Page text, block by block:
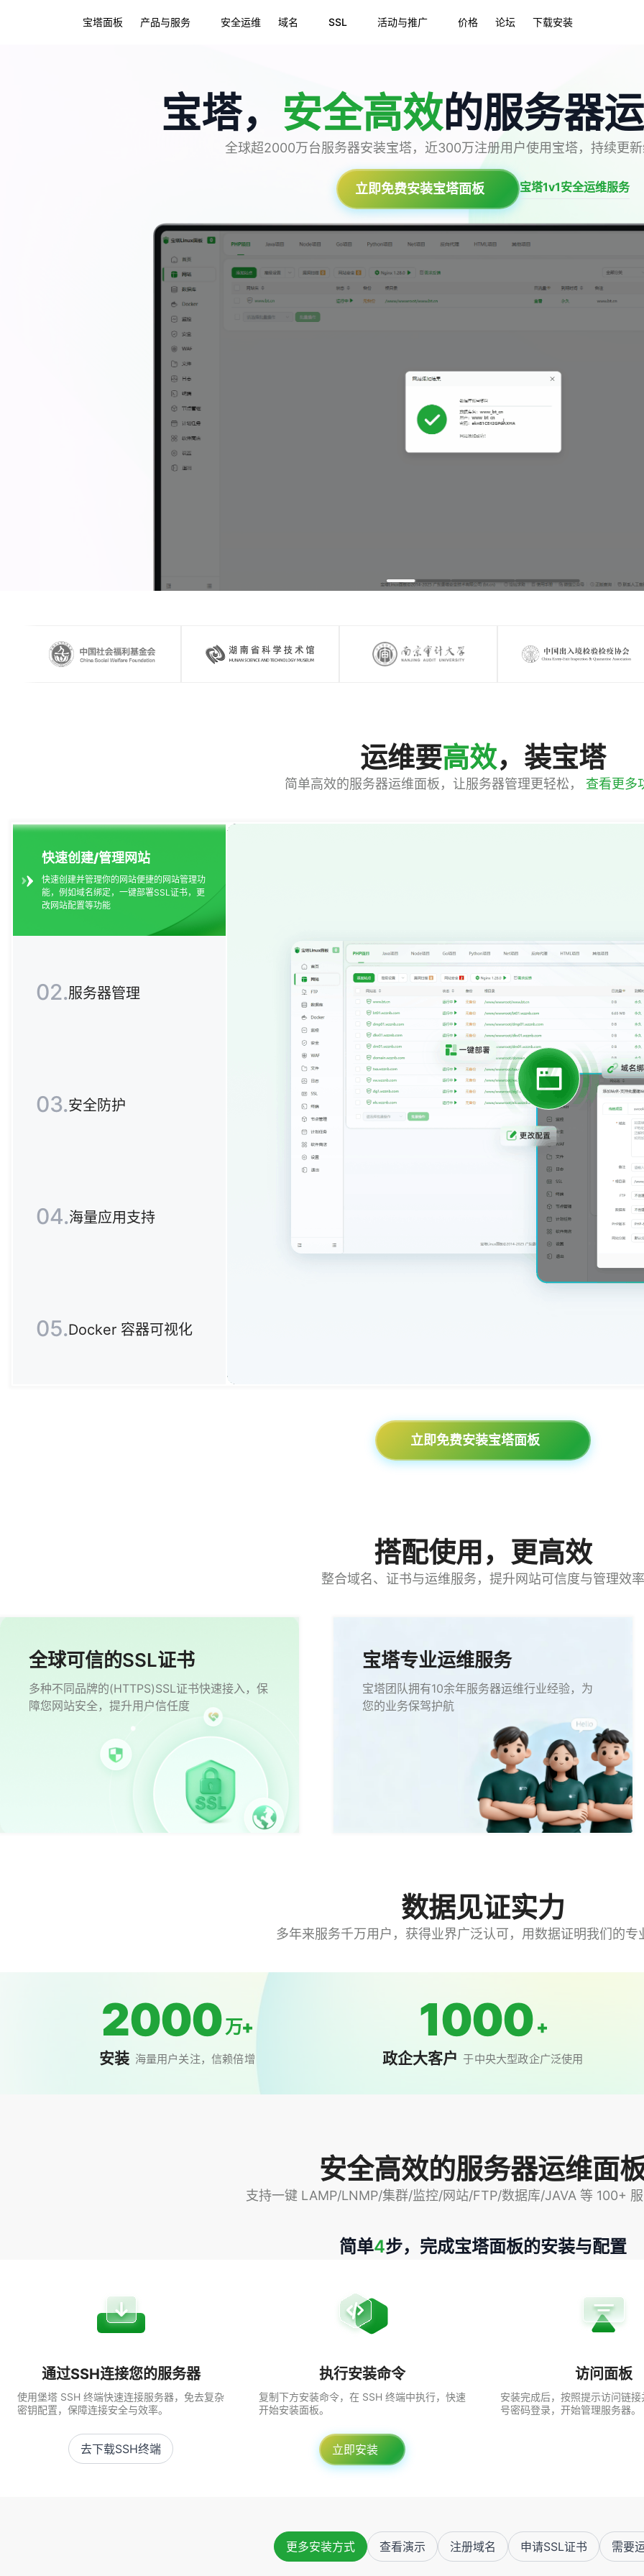
宝塔面板 产品与服务 安全运维 域名 SSL 活动与推广 价格 论坛 下载安装
宝塔， 安全高效的服务器
全球超2000万台服务器安装宝塔，近300万注册用户使用宝塔，持续更
立即免费安装宝塔面板 宝塔1v1安全运维服务
运维要高效，装宝塔
简单高效的服务器运维面板，让服务器管理更轻松， 查看更多
快速创建/管理网站
快速创建并管理你的网站便捷的网站管理功
能，例如域名绑定，一键部署SSL证书，更
改网站配置等功能
02.服务器管理
03.安全防护
04.海量应用支持
05.Docker 容器可视化
立即免费安装宝塔面板
搭配使用，更高效
整合域名、证书与运维服务，提升网站可信度与管理效率
全球可信的SSL证书
多种不同品牌的(HTTPS)SSL证书快速接入，保
障您网站安全，提升用户信任度
宝塔专业运维服务
宝塔团队拥有10余年服务器运维行业经验，为
您的业务保驾护航
数据见证实力
多年来服务千万用户，获得业界广泛认可，用数据证明我们的专
2000万+
安装 海量用户关注，信赖倍增
1000 +
政企大客户 于中央大型政企广泛使用
安全高效的服务器运维面
支持一键 LAMP/LNMP/集群/监控/网站/FTP/数据库/JAVA 等 100+
简单4步，完成宝塔面板的安装与配置
通过SSH连接您的服务器
使用堡塔 SSH 终端快速连接服务器，免去复杂
密钥配置，保障连接安全与效率。
去下载SSH终端
执行安装命令
复制下方安装命令，在 SSH 终端中执行，快速
开始安装面板。
立即安装
访问面板
安装完成后，按照提示访问链
号密码登录，开始管理服务器。
更多安装方式 查看演示 注册域名 申请SSL证书 需要